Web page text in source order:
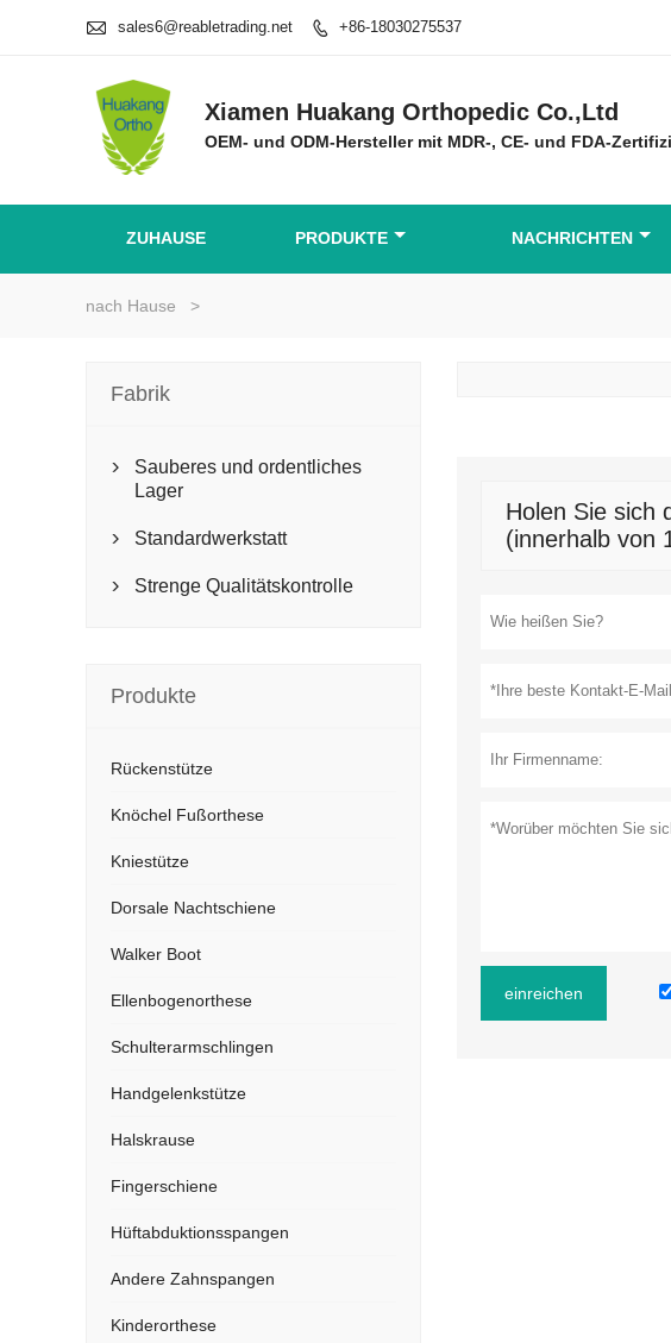
 sales6@reabletrading.net  +86-18030275537
Xiamen Huakang Orthopedic Co.,Ltd
OEM- und ODM-Hersteller mit MDR-, CE- und FDA-
ZUHAUSE PRODUKTE NACHRICHTEN
nach Hause >
Holen Sie sich
(innerhalb von
einreichen
Fabrik

Sauberes und ordentliches
Lager
 Standardwerkstatt
 Strenge Qualitätskontrolle
Produkte
Rückenstütze
Knöchel Fußorthese
Kniestütze
Dorsale Nachtschiene
Walker Boot
Ellenbogenorthese
Schulterarmschlingen
Handgelenkstütze
Halskrause
Fingerschiene
Hüftabduktionsspangen
Andere Zahnspangen
Kinderorthese